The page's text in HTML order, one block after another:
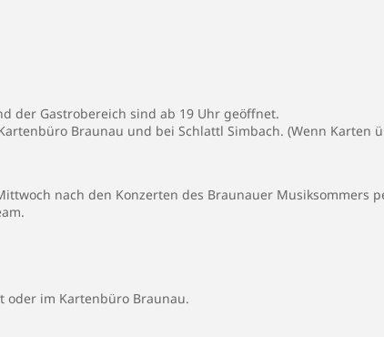
der Gastrobereich sind ab 19 Uhr geöffnet.
Braunau und bei Schlattl Simbach. (Wenn Karten
nach den Konzerten des Braunauer Musiksommers
oder im Kartenbüro Braunau.